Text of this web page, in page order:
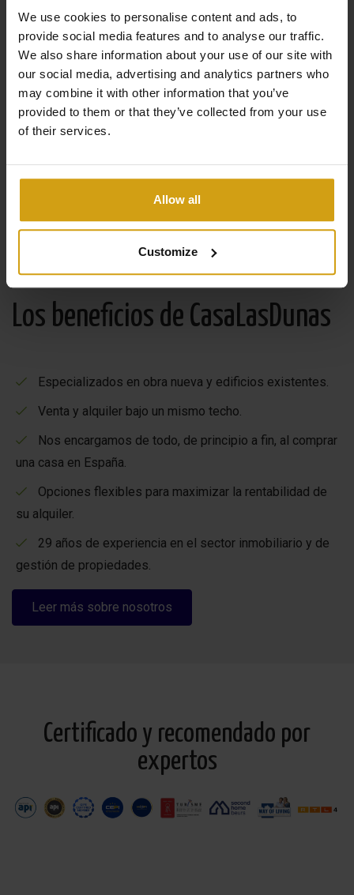
We use cookies to personalise content and ads, to
provide social media features and to analyse our traffic.
We also share information about your use of our site with
our social media, advertising and analytics partners who
may combine it with other information that you’ve
provided to them or that they’ve collected from your use
of their services.
Allow all
Customize
Los beneficios de CasaLasDunas
Especializados en obra nueva y edificios existentes.
Venta y alquiler bajo un mismo techo.
Nos encargamos de todo, de principio a fin, al comprar
una casa en España.
Opciones flexibles para maximizar la rentabilidad de
su alquiler.
29 años de experiencia en el sector inmobiliario y de
gestión de propiedades.
Leer más sobre nosotros
Certificado y recomendado por
expertos